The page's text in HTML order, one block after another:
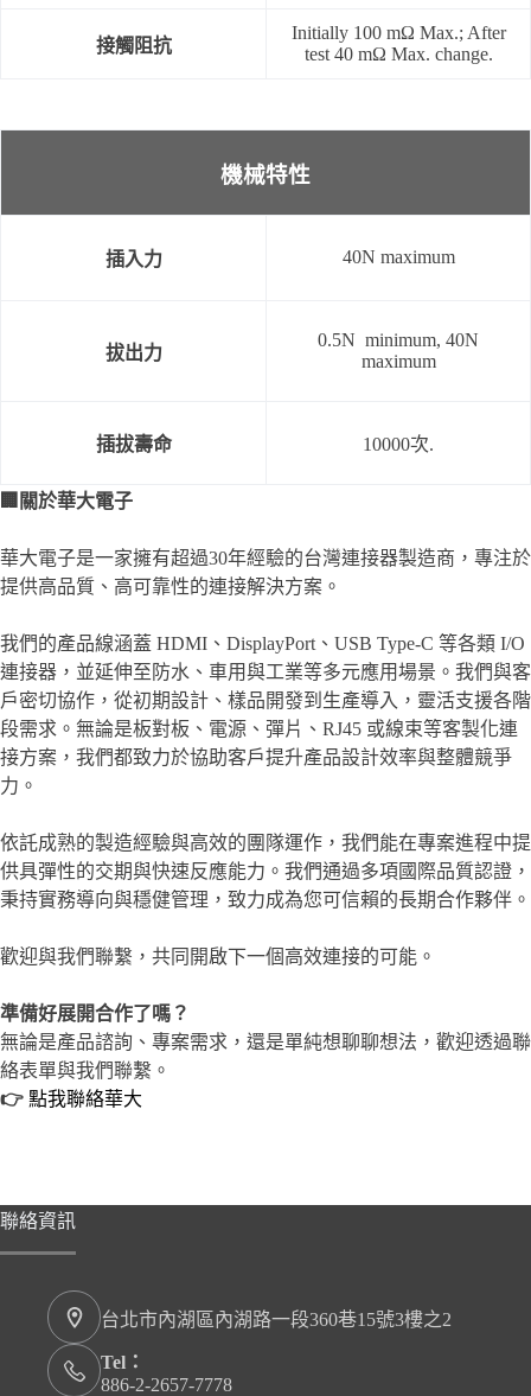
接觸阻抗
Initially 100 mΩ Max.; After
test 40 mΩ Max. change.
機械特性
插入力 40N maximum
拔出力
0.5N minimum, 40N
maximum
插拔壽命 10000次.
關於華大電子
華大電子是一家擁有超過30年經驗的台灣連接器製造商，專注於
提供高品質、高可靠性的連接解決方案。
我們的產品線涵蓋 HDMI、DisplayPort、USB Type-C 等各類 I/O
連接器，並延伸至防水、車用與工業等多元應用場景。我們與客
戶密切協作，從初期設計、樣品開發到生產導入，靈活支援各階
段需求。無論是板對板、電源、彈片、RJ45 或線束等客製化連
接方案，我們都致力於協助客戶提升產品設計效率與整體競爭
力。
依託成熟的製造經驗與高效的團隊運作，我們能在專案進程中提
供具彈性的交期與快速反應能力。我們通過多項國際品質認證，
秉持實務導向與穩健管理，致力成為您可信賴的長期合作夥伴。
歡迎與我們聯繫，共同開啟下一個高效連接的可能。
準備好展開合作了嗎？
無論是產品諮詢、專案需求，還是單純想聊聊想法，歡迎透過聯
絡表單與我們聯繫。
👉 點我聯絡華大
聯絡資訊
台北市內湖區內湖路一段360巷15號3樓之2
Tel：
886-2-2657-7778